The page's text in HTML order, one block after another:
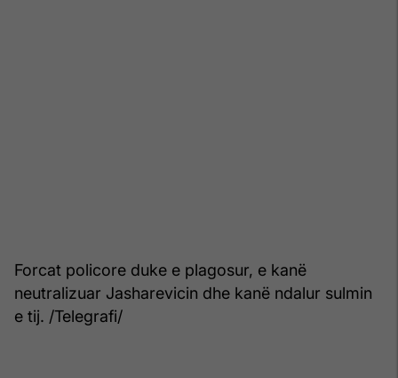
Forcat policore duke e plagosur, e kanë
neutralizuar Jasharevicin dhe kanë ndalur sulmin
e tij. /Telegrafi/